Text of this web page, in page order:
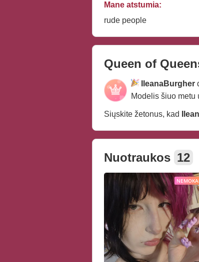
Mane atstumia:
rude people
Queen of
IleanaBurgher
Modelis šiuo metu
Siųskite žetonus, kad
Nuotraukos 12